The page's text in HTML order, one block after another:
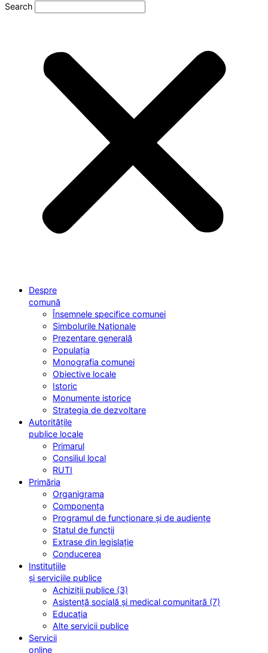
Search
Despre
comună
Însemnele specifice comunei
Simbolurile Naționale
Prezentare generală
Populația
Monografia comunei
Obiective locale
Istoric
Monumente istorice
Strategia de dezvoltare
Autoritățile
publice locale
Primarul
Consiliul local
RUTI
Primăria
Organigrama
Componența
Programul de funcționare și de audiențe
Statul de funcții
Extrase din legislație
Conducerea
Instituțiile
și serviciile publice
Achiziții publice (3)
Asistență socială și medical comunitară (7)
Educația
Alte servicii publice
Servicii
online